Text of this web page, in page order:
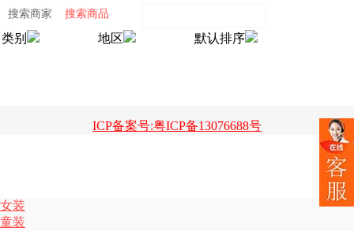
搜索商家 搜索商品
类别 地区 默认排序
ICP备案号:粤ICP备13076688号
女装
童装